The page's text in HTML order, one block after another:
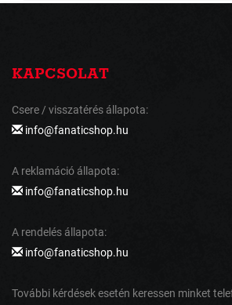
KAPCSOLAT
Csere / visszatérés állapota:
info@fanaticshop.hu
A reklamáció állapota:
info@fanaticshop.hu
A rendelés állapota:
info@fanaticshop.hu
További kérdések esetén keressen minket